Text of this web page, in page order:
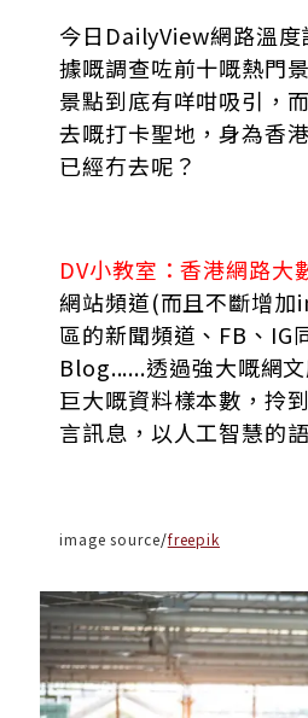
今日DailyView網路溫
據嘅調查咗前十嘅熱門
景點到底有咩咁吸引，
去嘅打卡聖地，身為香
已經冇去呢？
DV小教室：香港網路大
網站頻道(而且不斷增加
區的新聞頻道、FB、IG
Blog......透過強大嘅網
巨大嘅資料樣本數，拎
言訊息，以人工智慧的
image source/freepik